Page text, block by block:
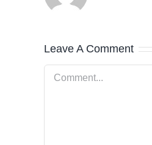
Leave A Comment
Comment